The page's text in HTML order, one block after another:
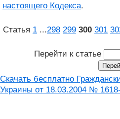
настоящего Кодекса.
Статья 1 ...298 299 300 301
Перейти к статье
Скачать бесплатно
Украины от 18.03.2004 №